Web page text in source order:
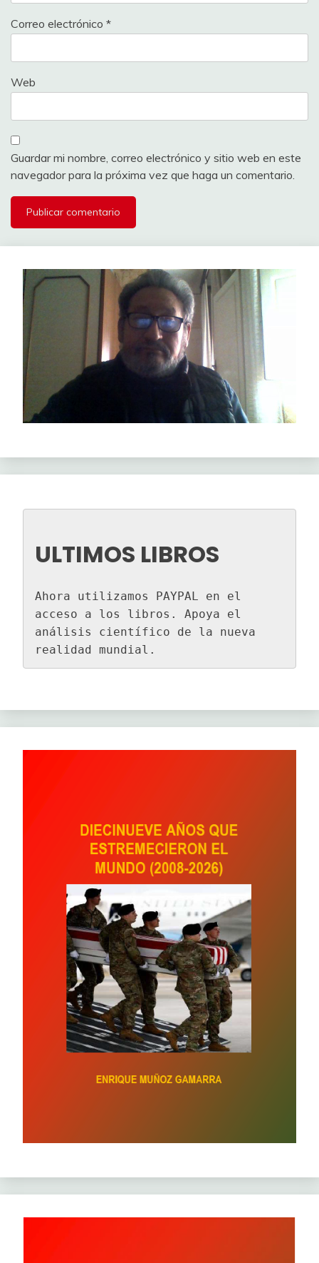
Correo electrónico *
Web
Guardar mi nombre, correo electrónico y sitio web en este
navegador para la próxima vez que haga un comentario.
ULTIMOS LIBROS
Ahora utilizamos PAYPAL en el
acceso a los libros. Apoya el
análisis científico de la nueva
realidad mundial.